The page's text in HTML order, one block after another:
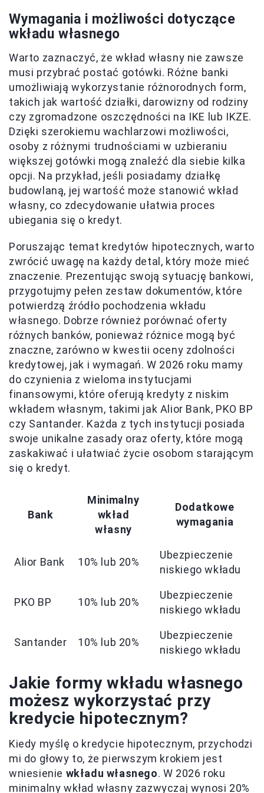
Wymagania i możliwości dotyczące
wkładu własnego
Warto zaznaczyć, że wkład własny nie zawsze
musi przybrać postać gotówki. Różne banki
umożliwiają wykorzystanie różnorodnych form,
takich jak wartość działki, darowizny od rodziny
czy zgromadzone oszczędności na IKE lub IKZE.
Dzięki szerokiemu wachlarzowi możliwości,
osoby z różnymi trudnościami w uzbieraniu
większej gotówki mogą znaleźć dla siebie kilka
opcji. Na przykład, jeśli posiadamy działkę
budowlaną, jej wartość może stanowić wkład
własny, co zdecydowanie ułatwia proces
ubiegania się o kredyt.
Poruszając temat kredytów hipotecznych, warto
zwrócić uwagę na każdy detal, który może mieć
znaczenie. Prezentując swoją sytuację bankowi,
przygotujmy pełen zestaw dokumentów, które
potwierdzą źródło pochodzenia wkładu
własnego. Dobrze również porównać oferty
różnych banków, ponieważ różnice mogą być
znaczne, zarówno w kwestii oceny zdolności
kredytowej, jak i wymagań. W 2026 roku mamy
do czynienia z wieloma instytucjami
finansowymi, które oferują kredyty z niskim
wkładem własnym, takimi jak Alior Bank, PKO BP
czy Santander. Każda z tych instytucji posiada
swoje unikalne zasady oraz oferty, które mogą
zaskakiwać i ułatwiać życie osobom starającym
się o kredyt.
Bank
Minimalny
wkład
własny
Dodatkowe
wymagania
Alior Bank 10% lub 20%
Ubezpieczenie
niskiego wkładu
PKO BP 10% lub 20%
Ubezpieczenie
niskiego wkładu
Santander 10% lub 20%
Ubezpieczenie
niskiego wkładu
Jakie formy wkładu własnego
możesz wykorzystać przy
kredycie hipotecznym?
Kiedy myślę o kredycie hipotecznym, przychodzi
mi do głowy to, że pierwszym krokiem jest
wniesienie wkładu własnego. W 2026 roku
minimalny wkład własny zazwyczaj wynosi 20%